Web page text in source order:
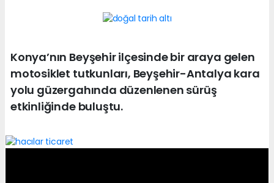
Konya’nın Beyşehir ilçesinde bir araya gelen
motosiklet tutkunları, Beyşehir-Antalya kara
yolu güzergahında düzenlenen sürüş
etkinliğinde buluştu.